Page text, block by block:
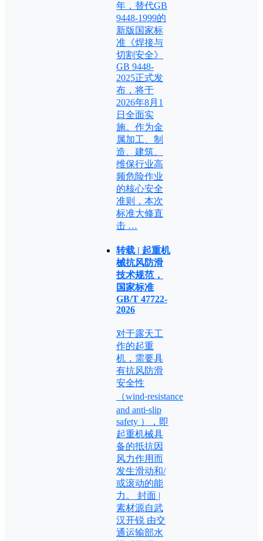
年，替代GB
9448-1999的
新版国家标
准《焊接与
切割安全》
GB 9448-
2025正式发
布，将于
2026年8月1
日全面实
施。作为金
属加工、制
造、建筑、
维保行业高
频危险作业
的核心安全
准则，本次
标准大修直
击 …
转载 | 起重机
械抗风防滑
技术规范，
国家标准
GB/T 47722-
2026
对于露天工
作的起重
机，需要具
有抗风防滑
安全性
（wind⁃resistance
and anti⁃slip
safety ），即
起重机械具
备的抵抗因
风力作用而
发生滑动和/
或滚动的能
力。 封面 |
素材源自武
汉开锐 由交
通运输部水